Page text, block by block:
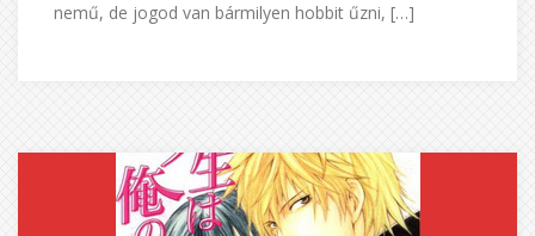
nemű, de jogod van bármilyen hobbit űzni, […]